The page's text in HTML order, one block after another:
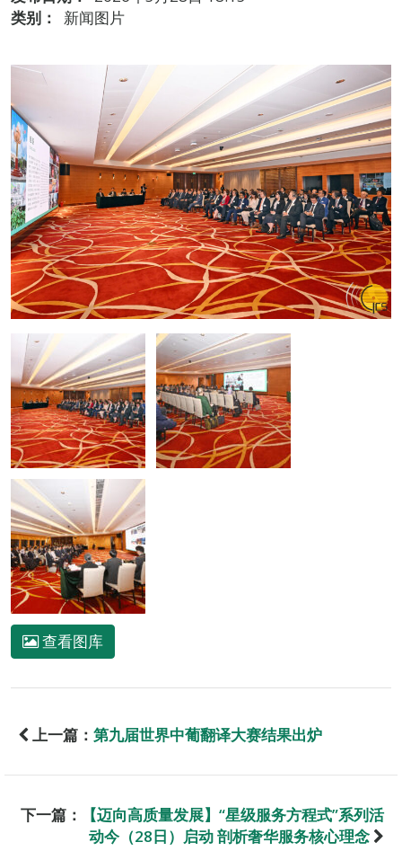
类别：
新闻图片
查看图库
上一篇： 第九届世界中葡翻译大赛结果出炉
下一篇：
【迈向高质量发展】“星级服务方程式”系列活
动今（28日）启动 剖析奢华服务核心理念